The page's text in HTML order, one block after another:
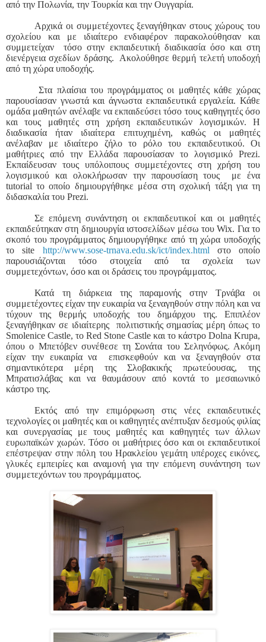
από την Πολωνία, την Τουρκία και την Ουγγαρία.
Αρχικά οι συμμετέχοντες ξεναγήθηκαν στους χώρους του
σχολείου και με ιδιαίτερο ενδιαφέρον παρακολούθησαν και
συμμετείχαν τόσο στην εκπαιδευτική διαδικασία όσο και στη
διενέργεια σχεδίων δράσης. Ακολούθησε θερμή τελετή υποδοχή
από τη χώρα υποδοχής.
Στα πλαίσια του προγράμματος οι μαθητές κάθε χώρας
παρουσίασαν γνωστά και άγνωστα εκπαιδευτικά εργαλεία. Κάθε
ομάδα μαθητών ανέλαβε να εκπαιδεύσει τόσο τους καθηγητές όσο
και τους μαθητές στη χρήση εκπαιδευτικών λογισμικών. Η
διαδικασία ήταν ιδιαίτερα επιτυχημένη, καθώς οι μαθητές
ανέλαβαν με ιδιαίτερο ζήλο το ρόλο του εκπαιδευτικού. Οι
μαθήτριες από την Ελλάδα παρουσίασαν το λογισμικό Prezi.
Εκπαίδευσαν τους υπόλοιπους συμμετέχοντες στη χρήση του
λογισμικού και ολοκλήρωσαν την παρουσίαση τους με ένα
tutorial το οποίο δημιουργήθηκε μέσα στη σχολική τάξη για τη
διδασκαλία του Prezi.
Σε επόμενη συνάντηση οι εκπαιδευτικοί και οι μαθητές
εκπαιδεύτηκαν στη δημιουργία ιστοσελίδων μέσω τουWix. Για το
σκοπό του προγράμματος δημιουργήθηκε από τη χώρα υποδοχής
τοsite http://www.sose-trnava.edu.sk/ict/index.html στο οποίο
παρουσιάζονται τόσο στοιχεία από τα σχολεία των
συμμετεχόντων, όσο και οι δράσεις του προγράμματος.
Κατά τη διάρκεια της παραμονής στην Τρνάβα οι
συμμετέχοντες είχαν την ευκαιρία να ξεναγηθούν στην πόλη και να
τύχουν της θερμής υποδοχής του δημάρχου της. Επιπλέον
ξεναγήθηκαν σε ιδιαίτερης πολιτιστικής σημασίας μέρη όπως το
Smolenice Castle, το Red Stone Castle και το κάστρο Dolna Krupa,
όπου ο Μπετόβεν συνέθεσε τη Σονάτα του Σεληνόφως. Ακόμη
είχαν την ευκαιρία να επισκεφθούν και να ξεναγηθούν στα
σημαντικότερα μέρη της Σλοβακικής πρωτεύουσας, της
Μπρατισλάβας και να θαυμάσουν από κοντά το μεσαιωνικό
κάστρο της.
Εκτός από την επιμόρφωση στις νέες εκπαιδευτικές
τεχνολογίες οι μαθητές και οι καθηγητές ανέπτυξαν δεσμούς φιλίας
και συνεργασίας με τους μαθητές και καθηγητές των άλλων
ευρωπαϊκών χωρών. Τόσο οι μαθήτριες όσο και οι εκπαιδευτικοί
επέστρεψαν στην πόλη του Ηρακλείου γεμάτη υπέροχες εικόνες,
γλυκές εμπειρίες και αναμονή για την επόμενη συνάντηση των
συμμετεχόντων του προγράμματος.